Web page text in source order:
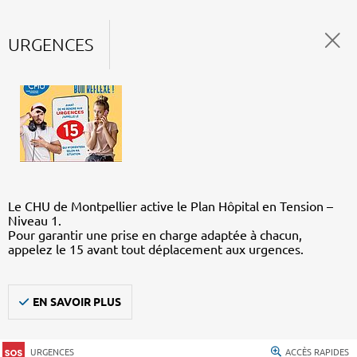
URGENCES
Le CHU de Montpellier active le Plan Hôpital en Tension –
Niveau 1.
Pour garantir une prise en charge adaptée à chacun,
appelez le 15 avant tout déplacement aux urgences.
EN SAVOIR PLUS
URGENCES ACCÈS RAPIDES